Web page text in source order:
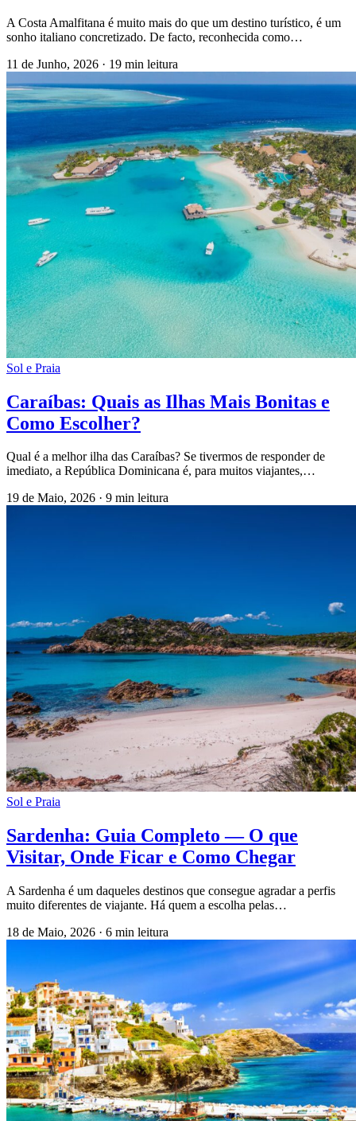
A Costa Amalfitana é muito mais do que um destino turístico, é um
sonho italiano concretizado. De facto, reconhecida como…
11 de Junho, 2026 · 19 min leitura
Sol e Praia
Caraíbas: Quais as Ilhas Mais Bonitas e
Como Escolher?
Qual é a melhor ilha das Caraíbas? Se tivermos de responder de
imediato, a República Dominicana é, para muitos viajantes,…
19 de Maio, 2026 · 9 min leitura
Sol e Praia
Sardenha: Guia Completo — O que
Visitar, Onde Ficar e Como Chegar
A Sardenha é um daqueles destinos que consegue agradar a perfis
muito diferentes de viajante. Há quem a escolha pelas…
18 de Maio, 2026 · 6 min leitura